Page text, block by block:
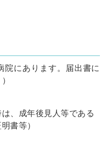
院にあります。届出書に
、成年後見人等である
書等）